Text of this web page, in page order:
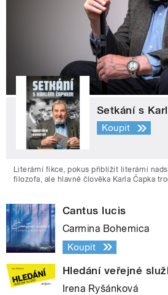
Setkání s
Koupit
Literární fikce, pokus přiblížit literární
filozofa, ale hlavně člověka Karla Čapka
Cantus lucis
Carmina Bohemica
Koupit
Hledání veřejné
Irena Ryšánková